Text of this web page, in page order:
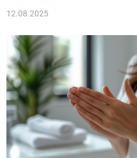
12.08.2025